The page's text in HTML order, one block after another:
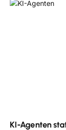
KI-Agenten